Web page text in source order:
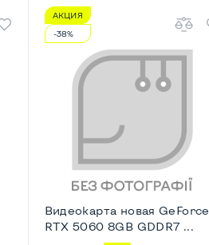
АКЦИЯ
-38%
Видеокарта новая GeForce
RTX 5060 8GB GDDR7 ...